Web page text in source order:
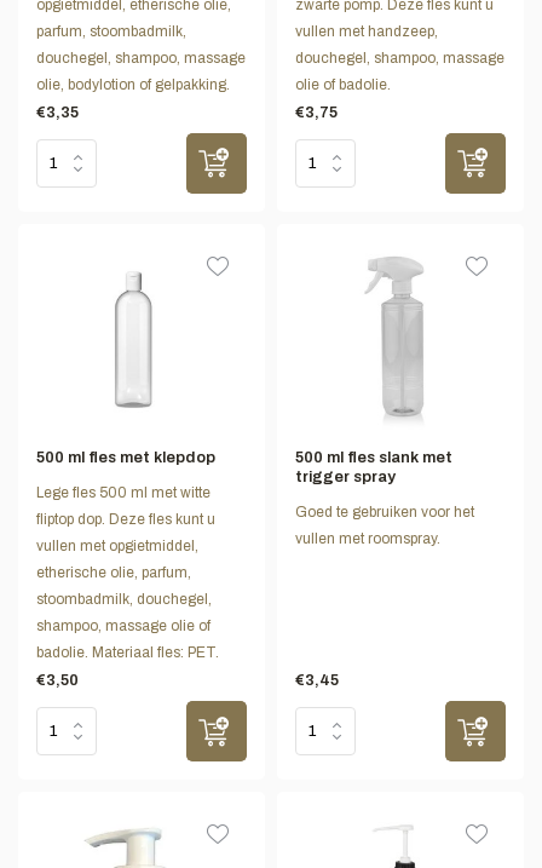
opgietmiddel, etherische olie,
parfum, stoombadmilk,
douchegel, shampoo, massage
olie, bodylotion of gelpakking.
€3,35
zwarte pomp. Deze fles kunt u
vullen met handzeep,
douchegel, shampoo, massage
olie of badolie.
€3,75
500 ml fles met klepdop
Lege fles 500 ml met witte
fliptop dop. Deze fles kunt u
vullen met opgietmiddel,
etherische olie, parfum,
stoombadmilk, douchegel,
shampoo, massage olie of
badolie. Materiaal fles: PET.
€3,50
500 ml fles slank met
trigger spray
Goed te gebruiken voor het
vullen met roomspray.
€3,45